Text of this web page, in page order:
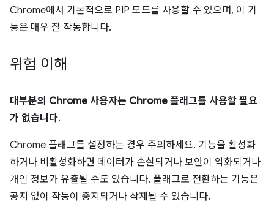
Chrome에서 기본적으로 PIP 모드를 사용할 수 있으며, 이 기
능은 매우 잘 작동합니다.
위험 이해
대부분의 Chrome 사용자는 Chrome 플래그를 사용할 필요
가 없습니다.
Chrome 플래그를 설정하는 경우 주의하세요. 기능을 활성화
하거나 비활성화하면 데이터가 손실되거나 보안이 악화되거나
개인 정보가 유출될 수도 있습니다. 플래그로 전환하는 기능은
공지 없이 작동이 중지되거나 삭제될 수 있습니다.